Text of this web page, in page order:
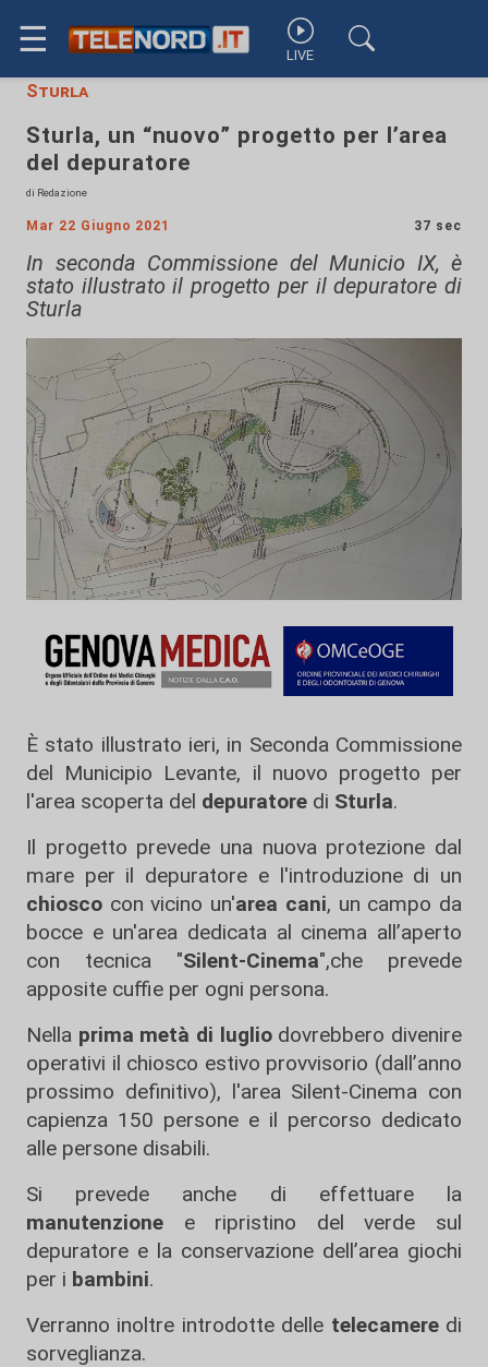
☰ LIVE
Sturla
Sturla, un “nuovo” progetto per l’area
del depuratore
di Redazione
Mar 22 Giugno 2021 37 sec
In seconda Commissione del Municio IX, è
stato illustrato il progetto per il depuratore di
Sturla
È stato illustrato ieri, in Seconda Commissione
del Municipio Levante, il nuovo progetto per
l'area scoperta del depuratore di Sturla.
Il progetto prevede una nuova protezione dal
mare per il depuratore e l'introduzione di un
chiosco con vicino un'area cani, un campo da
bocce e un'area dedicata al cinema all’aperto
con tecnica "Silent-Cinema",che prevede
apposite cuffie per ogni persona.
Nella prima metà di lugliodovrebbero divenire
operativi il chiosco estivo provvisorio (dall’anno
prossimo definitivo), l'area Silent-Cinema con
capienza 150 persone e il percorso dedicato
alle persone disabili.
Si prevede anche di effettuare la
manutenzione e ripristino del verde sul
depuratore e la conservazione dell’area giochi
per i bambini.
Verranno inoltre introdotte delle telecameredi
sorveglianza.